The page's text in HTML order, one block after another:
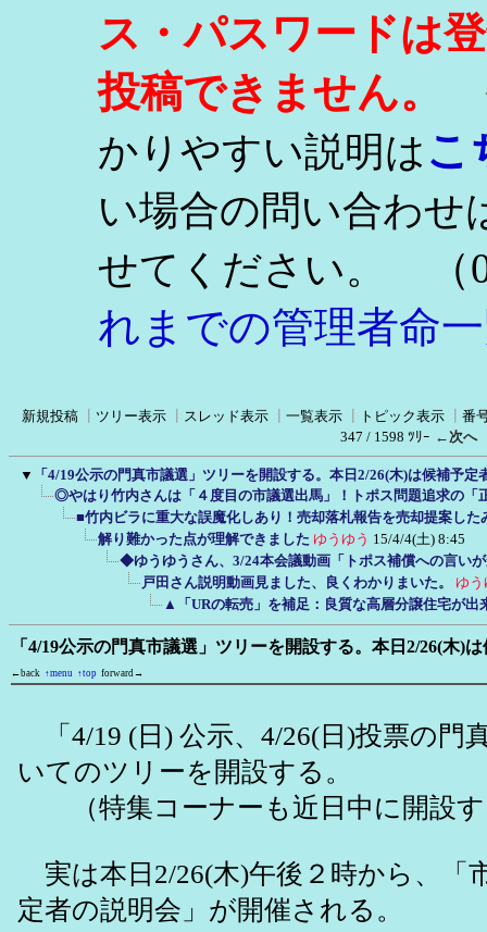
ス・パスワードは
投稿できません。
かりやすい説明はこ
い場合の問い合わせ
せてください。
（
れまでの管理者命
新規投稿 ツリー表示 スレッド表示 一覧表示 トピック表示
番
347 / 1598 ﾂﾘｰ ←次へ
▼
「4/19公示の門真市議選」ツリーを開設する。本日2/26(木)は候補予定
◎やはり竹内さんは「４度目の市議選出馬」！トポス問題追求の「
■竹内ビラに重大な誤魔化しあり！売却落札報告を売却提案した
解り難かった点が理解できました ゆうゆう 15/4/4(土) 8:45
◆ゆうゆうさん、3/24本会議動画「トポス補償への言い
戸田さん説明動画見ました、良くわかりまいた。
ゆう
▲「URの転売」を補足：良質な高層分譲住宅が出
「4/19公示の門真市議選」ツリーを開設する。本日2/26(木)
←back ↑menu ↑top forward→
「4/19 (日) 公示、4/26(日)投票の門
いてのツリーを開設する。
（特集コーナーも近日中に開設す
実は本日2/26(木)午後２時から、「
定者の説明会」が開催される。